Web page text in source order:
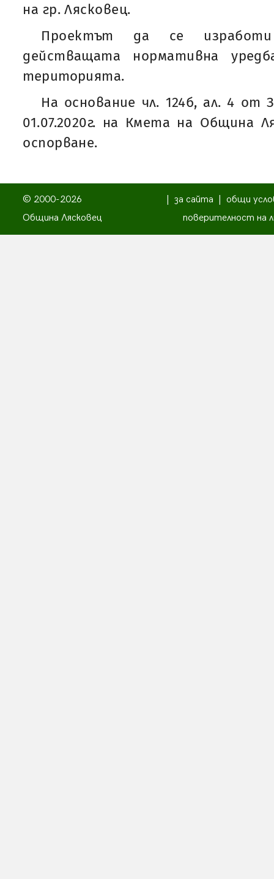
на гр. Лясковец.
Проектът да се
действащата нормативна
територията.
На основание чл. 124б, ал. 4
01.07.2020г. на Кмета на Община
оспорване.
© 2000-2026
Община Лясковец
за сайта
общи
поверителност на